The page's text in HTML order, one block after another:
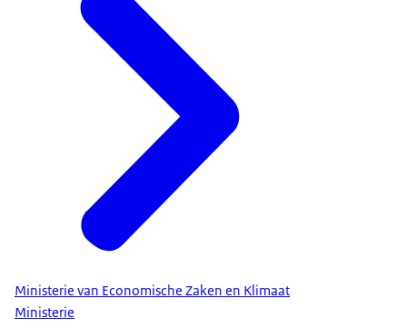
Ministerie van Economische Zaken en Klimaat
Ministerie